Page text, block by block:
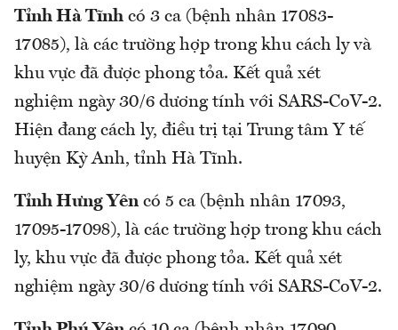
Tỉnh Hà Tĩnh có 3 ca (bệnh nhân 17083-
17085), là các trường hợp trong khu cách ly và
khu vực đã được phong tỏa. Kết quả xét
nghiệm ngày 30/6 dương tính với SARS-CoV-2.
Hiện đang cách ly, điều trị tại Trung tâm Y tế
huyện Kỳ Anh, tỉnh Hà Tĩnh.
Tỉnh Hưng Yêncó 5 ca (bệnh nhân 17093,
17095-17098), là các trường hợp trong khu cách
ly, khu vực đã được phong tỏa. Kết quả xét
nghiệm ngày 30/6 dương tính với SARS-CoV-2.